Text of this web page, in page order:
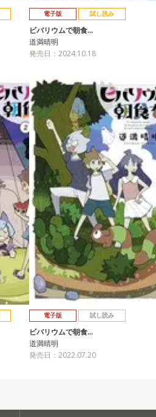
電子版 試し読み
ビバリウムで朝食…
道満晴明
発売日：2024.10.18
電子版 試し読み
ビバリウムで朝食…
道満晴明
発売日：2022.07.20